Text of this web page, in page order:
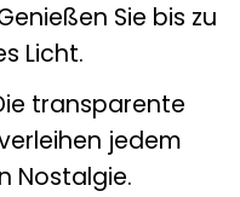
Sie bis zu
Licht.
transparente
jedem
Nostalgie.